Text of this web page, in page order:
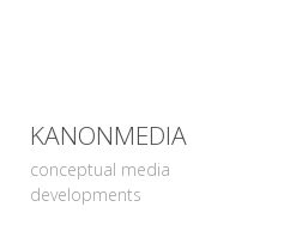
KANONMEDIA
conceptual media
developments